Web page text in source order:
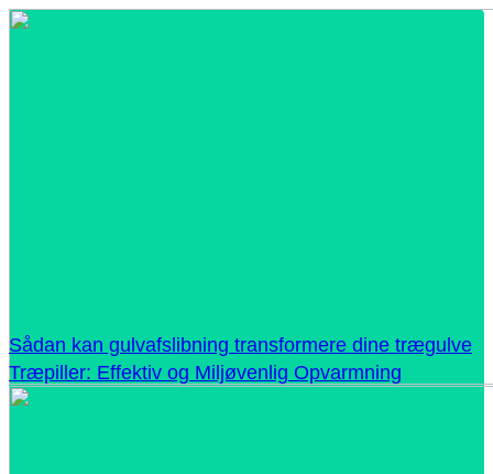
Sådan kan gulvafslibning transformere dine trægulve
Træpiller: Effektiv og Miljøvenlig Opvarmning